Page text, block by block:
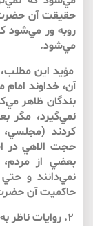
حقيقت آن حضرت
روبه ور مي‌شود
مي‌شود.
مؤيد اين
آن، خداوند
بندگان ظاهر
نمي‌گيرد، مگر
حجت الاهي در
بعضي از
نمي‌دانند و حتي
حاكميت آن حضرت
۲. روايات ناظر به احساس دروني راويان كشتار وسيع